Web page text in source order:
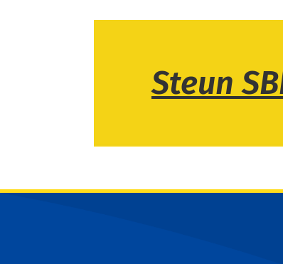
Steun